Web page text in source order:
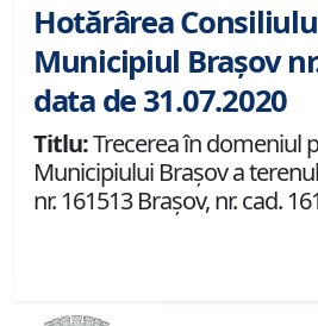
Hotărârea
Municipiul Brașov
data de 31.07.2020
Titlu:Trecerea în domeniul
Municipiului Braşov a
nr. 161513 Brașov, nr. cad.